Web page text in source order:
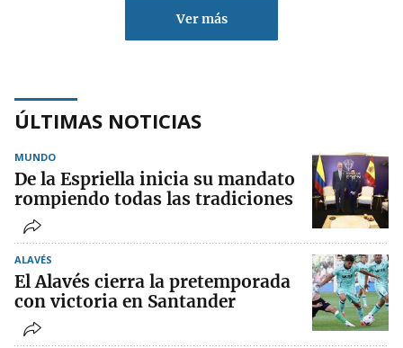
Ver más
ÚLTIMAS NOTICIAS
MUNDO
De la Espriella inicia su mandato
rompiendo todas las tradiciones
ALAVÉS
El Alavés cierra la pretemporada
con victoria en Santander